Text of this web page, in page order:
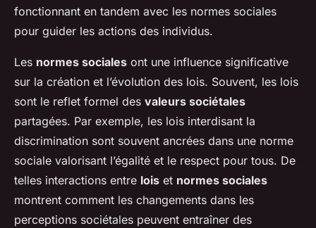
fonctionnant en tandem avec les normes sociales
pour guider les actions des individus.
Les normes sociales ont une influence significative
sur la création et l’évolution des lois. Souvent, les lois
sont le reflet formel des valeurs sociétales
partagées. Par exemple, les lois interdisant la
discrimination sont souvent ancrées dans une norme
sociale valorisant l’égalité et le respect pour tous. De
telles interactions entre lois et normes sociales
montrent comment les changements dans les
perceptions sociétales peuvent entraîner des